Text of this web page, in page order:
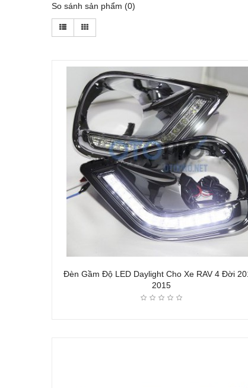
So sánh sản phẩm (0)
Đèn Gầm Độ LED Daylight Cho Xe RAV 4 Đời
2015